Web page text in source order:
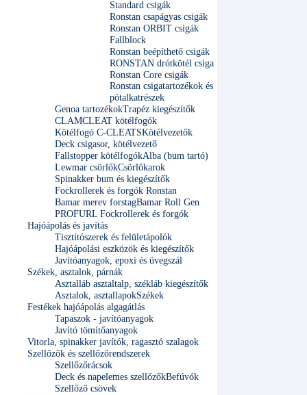
Standard csigák
Ronstan csapágyas csigák
Ronstan ORBIT csigák
Fallblock
Ronstan beépíthető csigák
RONSTAN drótkötél csiga
Ronstan Core csigák
Ronstan csigatartozékok és
pótalkatrészek
Genoa tartozékokTrapéz kiegészítők
CLAMCLEAT kötélfogók
Kötélfogó C-CLEATSKötélvezetők
Deck csigasor, kötélvezető
Fallstopper kötélfogókAlba (bum tartó)
Lewmar csörlőkCsörlőkarok
Spinakker bum és kiegészítők
Fockrollerek és forgók Ronstan
Bamar merev forstagBamar Roll Gen
PROFURL Fockrollerek és forgók
Hajóápolás és javítás
Tisztítószerek és felületápolók
Hajóápolási eszközök és kiegészítők
Javítóanyagok, epoxi és üvegszál
Székek, asztalok, párnák
Asztalláb asztaltalp, székláb kiegészítők
Asztalok, asztallapokSzékek
Festékek hajóápolás algagátlás
Tapaszok - javítóanyagok
Javító tömítőanyagok
Vitorla, spinakker javítók, ragasztó szalagok
Szellőzők és szellőzőrendszerek
Szellőzőrácsok
Deck és napelemes szellőzőkBefúvók
Szellőző csövek